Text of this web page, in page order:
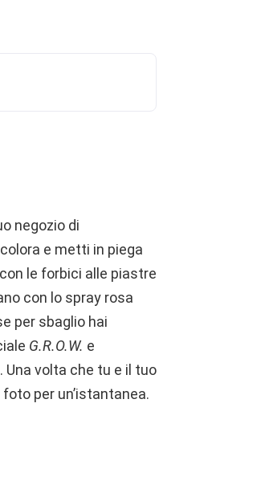
negozio di
e metti in piega
le forbici alle piastre
con lo spray rosa
per sbaglio hai
G.R.O.W. e
volta che tu e il tuo
per un’istantanea.